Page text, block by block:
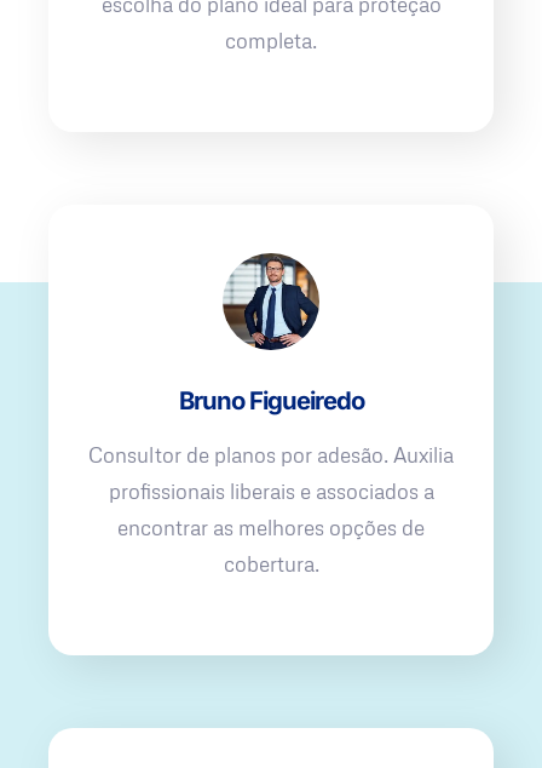
completa.
Bruno Figueiredo
Consultor de planos por adesão. Auxilia
profissionais liberais e associados a
encontrar as melhores opções de
cobertura.